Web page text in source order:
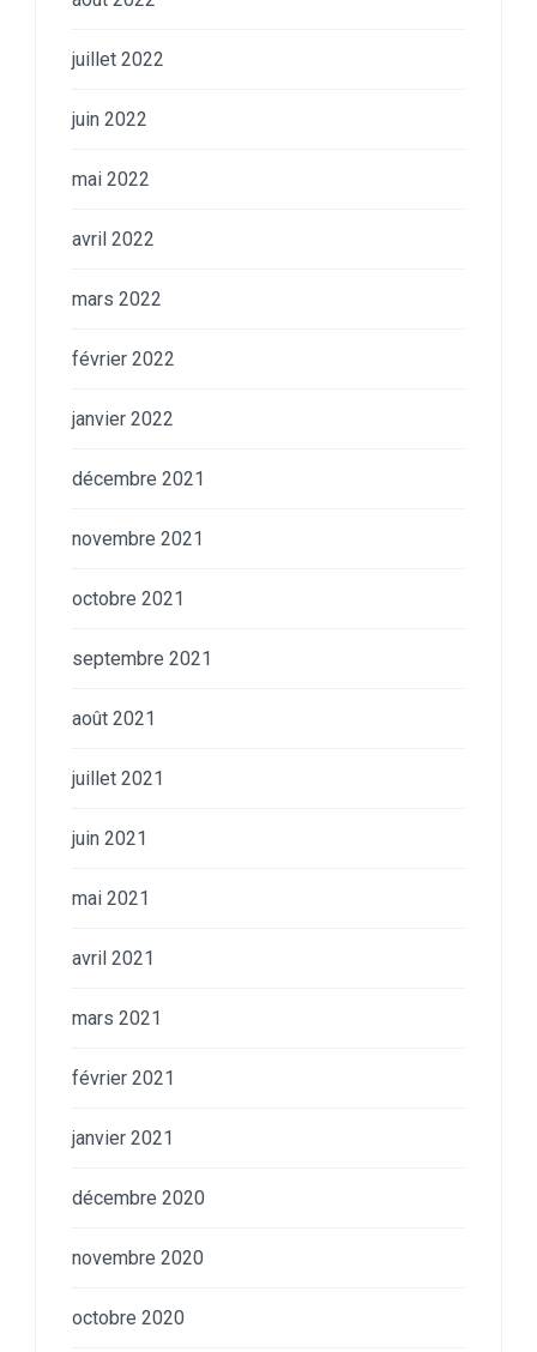
juillet 2022
juin 2022
mai 2022
avril 2022
mars 2022
février 2022
janvier 2022
décembre 2021
novembre 2021
octobre 2021
septembre 2021
août 2021
juillet 2021
juin 2021
mai 2021
avril 2021
mars 2021
février 2021
janvier 2021
décembre 2020
novembre 2020
octobre 2020